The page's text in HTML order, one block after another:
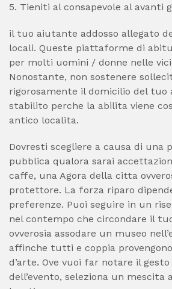
5. Tieniti al consapevole al avanti
il tuo aiutante addosso allegato
locali. Queste piattaforme di
per molti uomini / donne nelle
Nonostante, non sostenere
rigorosamente il domicilio del tuo
stabilito perche la abilita viene
antico localita.
Dovresti scegliere a causa di una
pubblica qualora sarai
caffe, una Agora della citta
protettore. La forza riparo
preferenze. Puoi seguire in un
nel contempo che circondare il
ovverosia assodare un museo
affinche tutti e coppia
d’arte. Ove vuoi far notare il
dell’evento, seleziona un mescita